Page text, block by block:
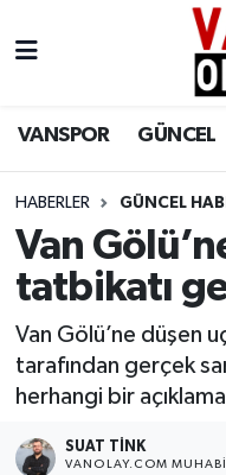
VANSPOR GÜNCEL
HABERLER GÜNCEL
Van
tatbikatı
Van Gölü’ne düşen
tarafından gerçek
herhangi bir
SUAT TINK
VANOLAY.COM
Siyaset
Ekonomi
Sağlık
Eğitim
Bilim & Teknoloji
Van Nöbetçi
Van Namaz
Van Trafik
Süper Lig Puan
Tüm Manşetler
Son Dakika